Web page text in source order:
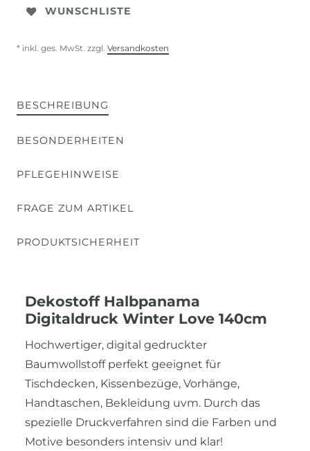
WUNSCHLISTE
* inkl. ges. MwSt. zzgl. Versandkosten
BESCHREIBUNG
BESONDERHEITEN
PFLEGEHINWEISE
FRAGE ZUM ARTIKEL
PRODUKTSICHERHEIT
Dekostoff Halbpanama
Digitaldruck Winter Love 140cm
Hochwertiger, digital gedruckter
Baumwollstoff perfekt geeignet für
Tischdecken, Kissenbezüge, Vorhänge,
Handtaschen, Bekleidung uvm. Durch das
spezielle Druckverfahren sind die Farben und
Motive besonders intensiv und klar!